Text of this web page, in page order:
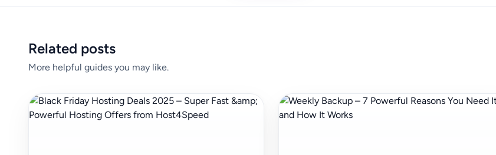
Related posts
More helpful guides you may like.